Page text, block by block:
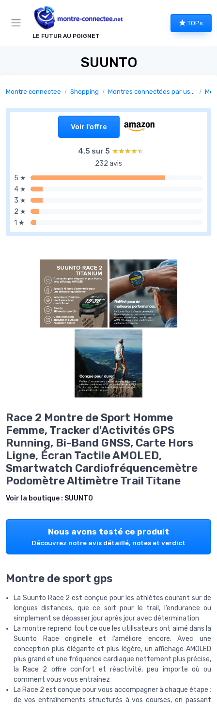
LE FUTUR AU POIGNET
TOPs
SUUNTO
Montre connectee Shopping Montres connectées par usage
Voir l'offre
4,5 sur 5 ★★★★★
★★★★★
232 avis
5 ★
4 ★
3 ★
2 ★
1 ★
Race 2 Montre de Sport Homme
Femme, Tracker d'Activités GPS
Running, Bi-Band GNSS, Carte Hors
Ligne, Écran Tactile AMOLED,
Smartwatch Cardiofréquencemètre
Podomètre Altimètre Trail Titane
Voir la boutique : SUUNTO
Nous avons testé ce produit
Découvrez notre avis détaillé, notes et verdict
Montre de sport gps
La Suunto Race 2 est conçue pour les athlètes courant sur de
longues distances, que ce soit pour le trail, l’endurance ou
simplement se dépasser jour après jour avec détermination
La montre reprend tout ce que les utilisateurs ont aimé dans la
Suunto Race originelle et l’améliore encore. Avec une
conception plus élégante et plus légère, un affichage AMOLED
plus grand et une fréquence cardiaque nettement plus précise,
la Race 2 offre confort et réactivité, peu importe où ou
comment vous vous entraînez
La Race 2 est conçue pour vous accompagner à chaque étape :
de vos entraînements structurés à vos courses, en passant
Panneau de gestion des cookies